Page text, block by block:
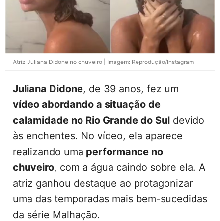
Atriz Juliana Didone no chuveiro | Imagem: Reprodução/Instagram
Juliana Didone, de 39 anos, fez um
vídeo abordando a situação de
calamidade no Rio Grande do Sul devido
às enchentes. No vídeo, ela aparece
realizando uma performance no
chuveiro, com a água caindo sobre ela. A
atriz ganhou destaque ao protagonizar
uma das temporadas mais bem-sucedidas
da série Malhação.